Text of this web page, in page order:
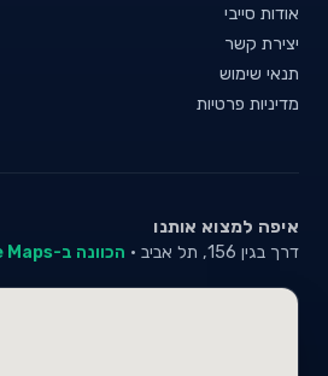
אודות סייבי
יצירת קשר
תנאי שימוש
מדיניות פרטיות
איפה למצוא אותנו
דרך בגין 156, תל אביב · הכוונה ב-Google Maps ←